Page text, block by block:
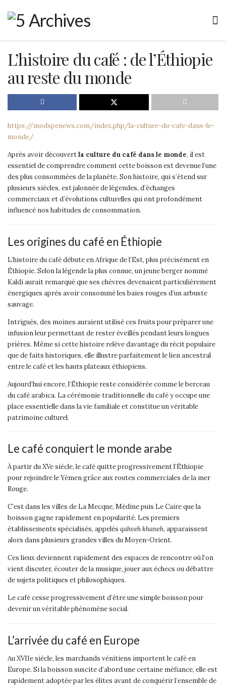
L’histoire du café : de l’Éthiopie
au reste du monde
https://modspenews.com/index.php/la-culture-du-cafe-dans-le-
monde/
Après avoir découvertla culture du café dans le monde, il est
essentiel de comprendre comment cette boisson est devenue l’une
des plus consommées de la planète. Son histoire, qui s’étend sur
plusieurs siècles, est jalonnée de légendes, d’échanges
commerciaux et d’évolutions culturelles qui ont profondément
influencé nos habitudes de consommation.
Les origines du café en Éthiopie
L’histoire du café débute en Afrique de l’Est, plus précisément en
Éthiopie. Selon la légende la plus connue, un jeune berger nommé
Kaldi aurait remarqué que ses chèvres devenaient particulièrement
énergiques après avoir consommé les baies rouges d’un arbuste
sauvage.
Intrigués, des moines auraient utilisé ces fruits pour préparer une
infusion leur permettant de rester éveillés pendant leurs longues
prières. Même si cette histoire relève davantage du récit populaire
que de faits historiques, elle illustre parfaitement le lien ancestral
entre le café et les hauts plateaux éthiopiens.
Aujourd’hui encore, l’Éthiopie reste considérée comme le berceau
du café arabica. La cérémonie traditionnelle du café y occupe une
place essentielle dans la vie familiale et constitue un véritable
patrimoine culturel.
Le café conquiert le monde arabe
À partir du XVe siècle, le café quitte progressivement l’Éthiopie
pour rejoindre le Yémen grâce aux routes commerciales de la mer
Rouge.
C’est dans les villes de La Mecque, Médine puis Le Caire que la
boisson gagne rapidement en popularité. Les premiers
établissements spécialisés, appelés qahveh khaneh, apparaissent
alors dans plusieurs grandes villes du Moyen-Orient.
Ces lieux deviennent rapidement des espaces de rencontre où l’on
vient discuter, écouter de la musique, jouer aux échecs ou débattre
de sujets politiques et philosophiques.
Le café cesse progressivement d’être une simple boisson pour
devenir un véritable phénomène social.
L’arrivée du café en Europe
Au XVIIe siècle, les marchands vénitiens importent le café en
Europe. Si la boisson suscite d’abord une certaine méfiance, elle est
rapidement adoptée par les élites avant de conquérir l’ensemble de